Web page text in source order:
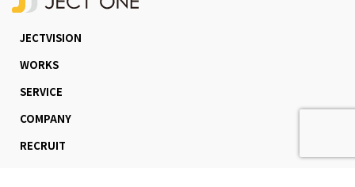
JECTVISION
WORKS
SERVICE
COMPANY
RECRUIT